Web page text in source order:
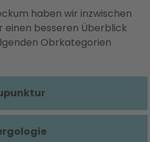
haben wir inzwischen
einen besseren Überblick
Obrkategorien